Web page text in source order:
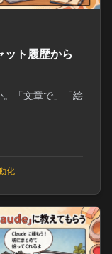
ット履歴から
。「文章で」「絵
化